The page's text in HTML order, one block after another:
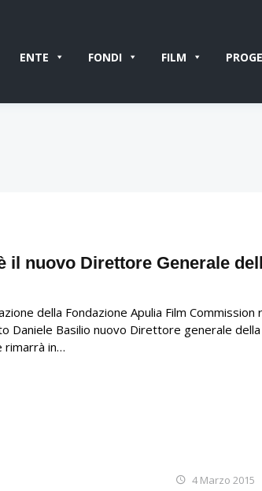
ENTE FONDI FILM
il nuovo Direttore Generale
della Fondazione Apulia Film
Daniele Basilio nuovo Direttore generale della
rimarrà in…
4 Marzo 2015